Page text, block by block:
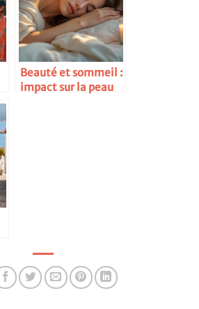
Beauté et sommeil :
impact sur la peau